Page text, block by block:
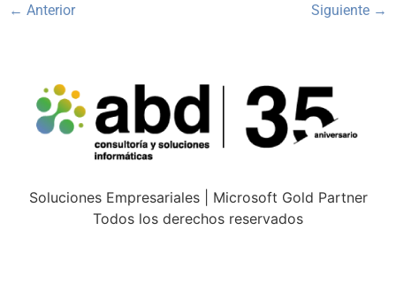
← Anterior Siguiente →
Soluciones Empresariales | Microsoft Gold Partner
Todos los derechos reservados